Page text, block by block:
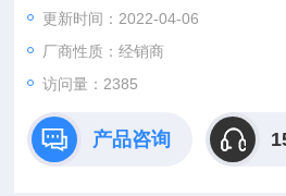
显著影响；
3.在氢氟酸中腐蚀率不超过0.25 mm/a
PO4+0.8%HF的条件下，腐蚀率府大
更新时间：2022-04-06
厂商性质：经销商
访问量：2385
产品咨询